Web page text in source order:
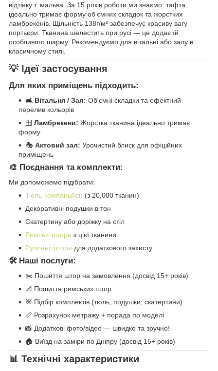
відтінку т. мальва. За 15 років роботи ми знаємо: тафта
ідеально тримає форму об'ємних складок та жорстких
ламбрекенів. Щільність 138г/м² забезпечує красиву вагу
портьєри. Тканина шелестить при русі — це додає їй
особливого шарму. Рекомендуємо для вітальні або залу в
класичному стилі.
💡 Ідеї застосування
Для яких приміщень підходить:
🛋️ Вітальня / Зал: Об'ємні складки та ефектний
перелив кольорів
🪟 Ламбрекени: Жорстка тканина ідеально тримає
форму
🎭 Актовий зал: Урочистий блиск для офіційних
приміщень
🎨 Поєднання та комплекти:
Ми допоможемо підібрати:
Тюль-компаньйон (з 20,000 тканин)
Декоративні подушки в тон
Скатертину або доріжку на стіл
Римські штори з цієї тканини
Рулонні штори для додаткового захисту
🛠️ Наші послуги:
✂️ Пошиття штор на замовлення (досвід 15+ років)
📐 Пошиття римських штор
🎯 Підбір комплектів (тюль, подушки, скатертини)
📏 Розрахунок метражу + порада по моделі
📸 Додаткові фото/відео — швидко та зручно!
🏠 Виїзд на заміри по Дніпру (досвід 15+ років)
📊 Технічні характеристики